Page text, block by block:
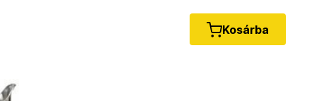
Kosárba